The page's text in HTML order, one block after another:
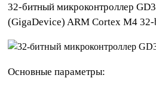
32-битный микроконтроллер
(GigaDevice) ARM Cortex M4
Основные параметры: